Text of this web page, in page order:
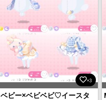
×3
ベビー×ベビベビ♡イースタ